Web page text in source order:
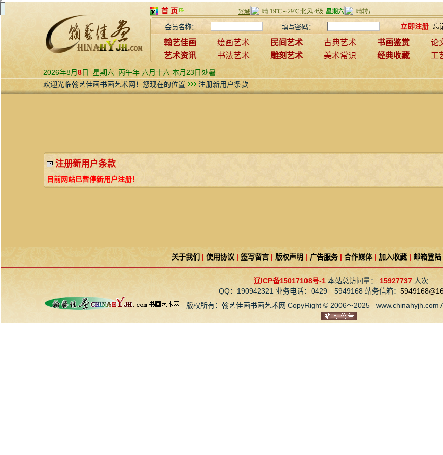
首 页
会员名称： 填写密码： 立即注册 忘
翰艺佳画 绘画艺术 民间艺术 古典艺术 书画鉴赏 论
艺术资讯
书法艺术 雕刻艺术 美术常识 经典收藏 工
2026年8月8日 星期六 丙午年 六月十六 本月23日处暑
欢迎光临翰艺佳画书画艺术网！您现在的位置
注册新用户条款
注册新用户条款
目前网站已暂停新用户注册！
关于我们 | 使用协议 | 签写留言 | 版权声明 | 广告服务 | 合作媒体| 加入收藏 | 邮箱登陆
辽ICP备15017108号-1 本站总访问量： 15927737 人次
QQ：190942321 业务电话：0429－5949168 站务信箱：
版权所有：翰艺佳画书画艺术网 CopyRight © 2006～2025 www.chinahyjh.com